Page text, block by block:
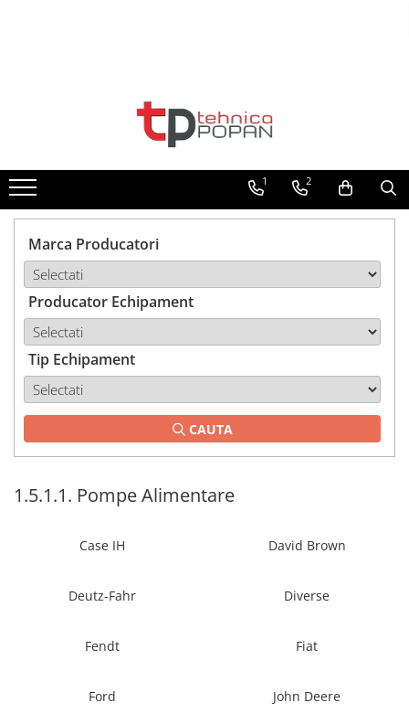
1. Piese & Accesorii Tractoare
1.1. Cabina & Caroserie
1.1.1. Geamuri
1.1.3. Embleme & Abtibilduri
1.1.4. Climatizare si accesorii
1.2. Piese cu Prindere în 3
Puncte si mecanism de ridicare
1.2.1. Prindere in 3 puncte
1.2.2. Mecanism de ridicare -
Tiranti si accesorii
1.3. Scaune & Accesorii
1.4.3. Distribuitoare
1 2
Marca Producatori
Producator Echipament
Tip Echipament
CAUTA
1.5.1.1. Pompe Alimentare
Case IH David Brown
Deutz-Fahr Diverse
Fendt Fiat
Ford John Deere